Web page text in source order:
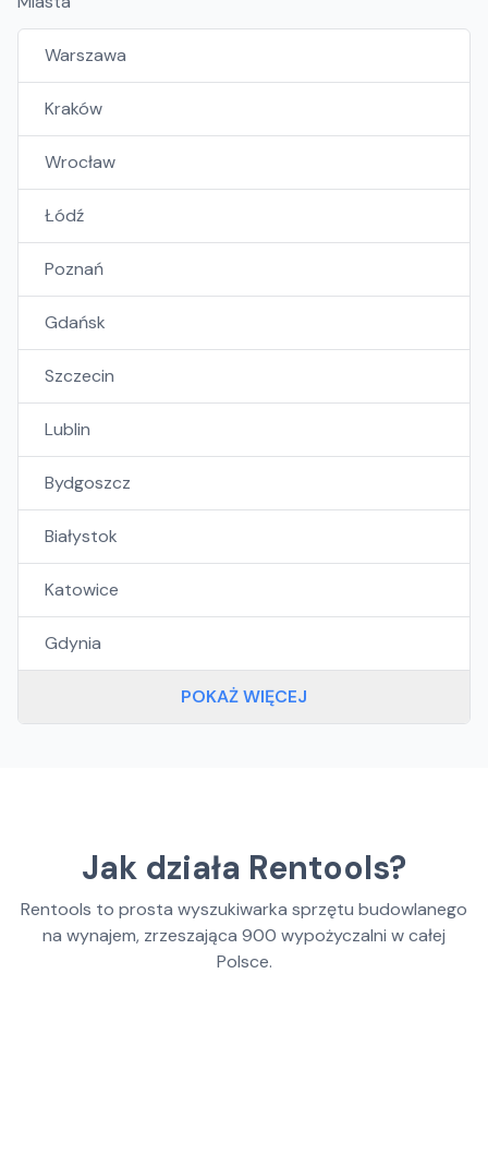
Warszawa
Kraków
Wrocław
Łódź
Poznań
Gdańsk
Szczecin
Lublin
Bydgoszcz
Białystok
Katowice
Gdynia
POKAŻ WIĘCEJ
Jak działa Rentools?
Rentools to prosta wyszukiwarka sprzętu budowlanego
na wynajem, zrzeszająca 900 wypożyczalni w całej
Polsce.